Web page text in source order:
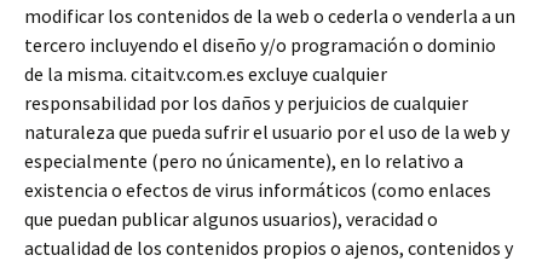
modificar los contenidos de la web o cederla o venderla a un
tercero incluyendo el diseño y/o programación o dominio
de la misma. citaitv.com.es excluye cualquier
responsabilidad por los daños y perjuicios de cualquier
naturaleza que pueda sufrir el usuario por el uso de la web y
especialmente (pero no únicamente), en lo relativo a
existencia o efectos de virus informáticos (como enlaces
que puedan publicar algunos usuarios), veracidad o
actualidad de los contenidos propios o ajenos, contenidos y